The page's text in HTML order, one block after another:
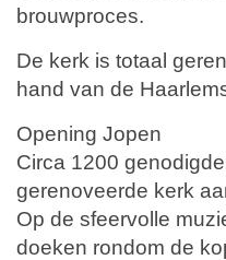
brouwproces.
De kerk is totaal
hand van de
Opening Jopen
Circa 1200
gerenoveerde kerk
Op de sfeervolle
doeken rondom de